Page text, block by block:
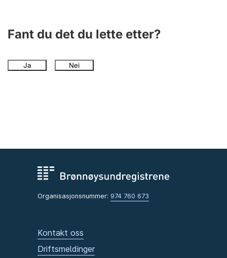
Fant du det du lette etter?
Ja Nei
Organisasjonsnummer: 974 760 673
Kontakt oss
Driftsmeldinger